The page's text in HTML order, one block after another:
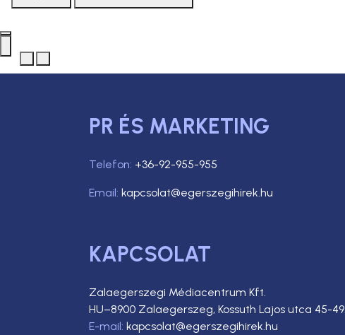
PR ÉS MARKETING
Telefon: +36-92-955-955
Email: kapcsolat@egerszegihirek.hu
KAPCSOLAT
Zalaegerszegi Médiacentrum Kft.
HU–8900 Zalaegerszeg, Kossuth Lajos utca 45-49.
E-mail: kapcsolat@egerszegihirek.hu